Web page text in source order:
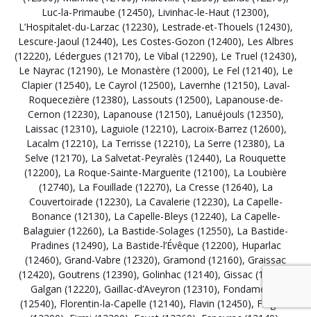
Luc-la-Primaube (12450), Livinhac-le-Haut (12300),
L’Hospitalet-du-Larzac (12230), Lestrade-et-Thouels (12430),
Lescure-Jaoul (12440), Les Costes-Gozon (12400), Les Albres
(12220), Lédergues (12170), Le Vibal (12290), Le Truel (12430),
Le Nayrac (12190), Le Monastère (12000), Le Fel (12140), Le
Clapier (12540), Le Cayrol (12500), Lavernhe (12150), Laval-
Roquecezière (12380), Lassouts (12500), Lapanouse-de-
Cernon (12230), Lapanouse (12150), Lanuéjouls (12350),
Laissac (12310), Laguiole (12210), Lacroix-Barrez (12600),
Lacalm (12210), La Terrisse (12210), La Serre (12380), La
Selve (12170), La Salvetat-Peyralès (12440), La Rouquette
(12200), La Roque-Sainte-Marguerite (12100), La Loubière
(12740), La Fouillade (12270), La Cresse (12640), La
Couvertoirade (12230), La Cavalerie (12230), La Capelle-
Bonance (12130), La Capelle-Bleys (12240), La Capelle-
Balaguier (12260), La Bastide-Solages (12550), La Bastide-
Pradines (12490), La Bastide-l’Évêque (12200), Huparlac
(12460), Grand-Vabre (12320), Gramond (12160), Graissac
(12420), Goutrens (12390), Golinhac (12140), Gissac (12360)
Galgan (12220), Gaillac-d’Aveyron (12310), Fondamente
(12540), Florentin-la-Capelle (12140), Flavin (12450), Flagnac